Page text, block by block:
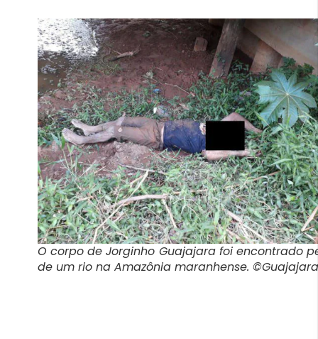
O corpo de Jorginho Guajajara foi encontrado
de um rio na Amazônia maranhense. ©Guajajara